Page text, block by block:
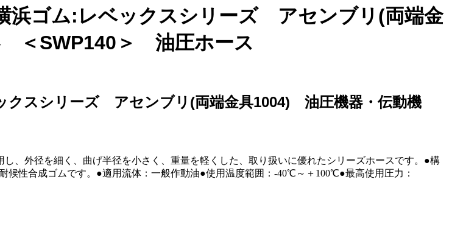
ゴム:レベックスシリーズ アセンブリ(両端金
＜SWP140＞ 油圧ホース
クスシリーズ アセンブリ(両端金具1004) 油圧機器・伝動機
、外径を細く、曲げ半径を小さく、重量を軽くした、取り扱いに優れたシリーズホースです。●構
性合成ゴムです。●適用流体：一般作動油●使用温度範囲：-40℃～＋100℃●最高使用圧力：